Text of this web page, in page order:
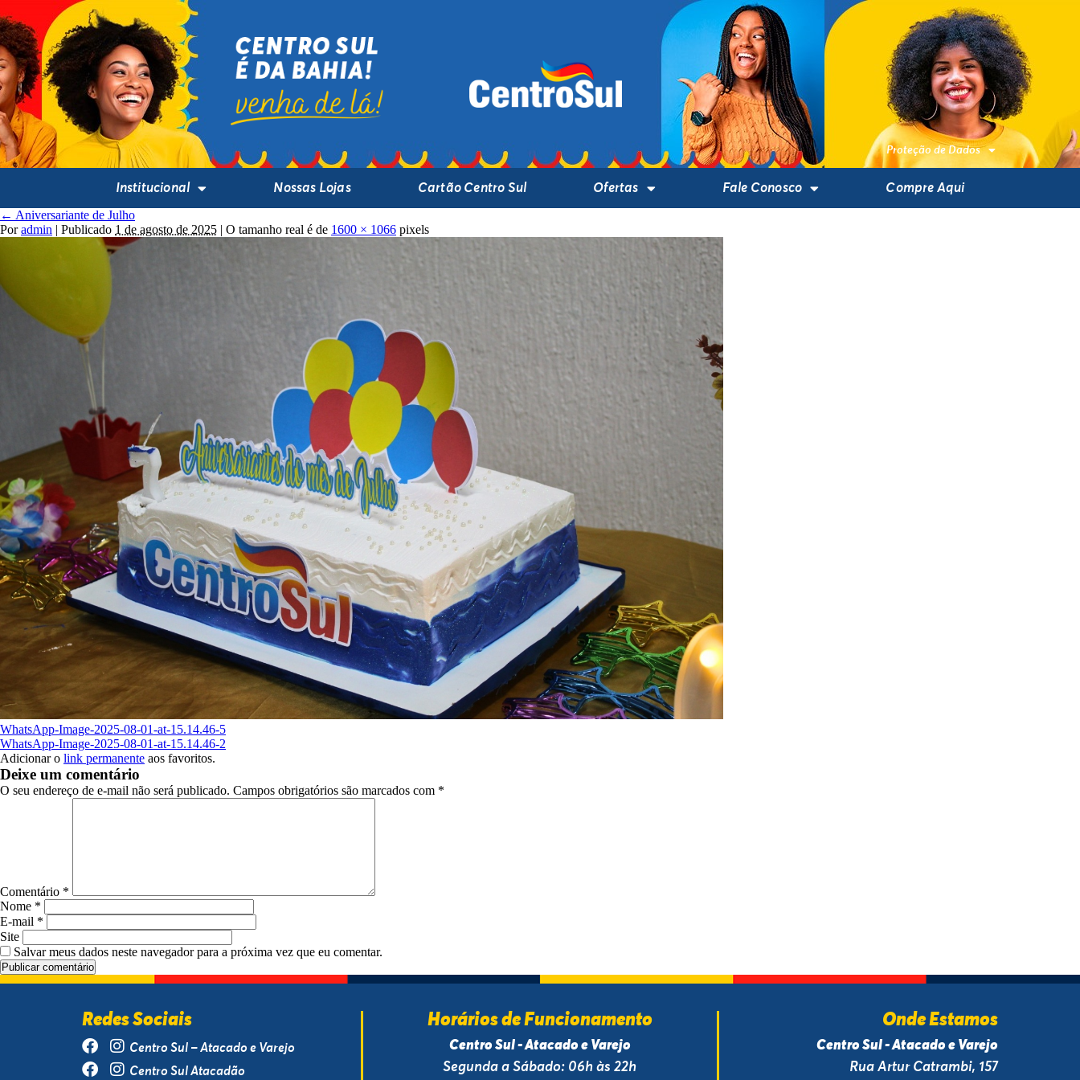
Proteção de Dados
Institucional Nossas Lojas Cartão Centro Sul Ofertas Fale Conosco Compre Aqui
← Aniversariante de Julho
Por admin | Publicado 1 de agosto de 2025 | O tamanho real é de 1600 × 1066 pixels
WhatsApp-Image-2025-08-01-at-15.14.46-5
WhatsApp-Image-2025-08-01-at-15.14.46-2
Adicionar o link permanente aos favoritos.
Deixe um comentário
O seu endereço de e-mail não será publicado. Campos obrigatórios são marcados com *
Comentário *
Nome *
E-mail *
Site
Salvar meus dados neste navegador para a próxima vez que eu comentar.
Redes Sociais
Centro Sul – Atacado e Varejo
Centro Sul Atacadão
Horários de Funcionamento
Centro Sul - Atacado e Varejo
Segunda a Sábado: 06h às 22h
Onde Estamos
Centro Sul - Atacado e Varejo
Rua Artur Catrambi, 157